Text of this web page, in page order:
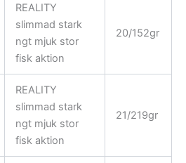
REALITY
slimmad stark
ngt mjuk stor
fisk aktion
20/152gr
REALITY
slimmad stark
ngt mjuk stor
fisk aktion
21/219gr